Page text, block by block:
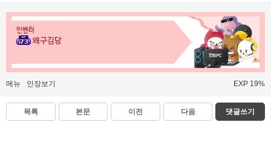
인벤러
왜구김당
메뉴 인장보기 EXP 19%
목록 본문 이전 다음 댓글쓰기